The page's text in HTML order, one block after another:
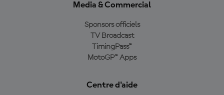
Media & Commercial
Sponsors officiels
TV Broadcast
TimingPass™
MotoGP™ Apps
Centre d'aide